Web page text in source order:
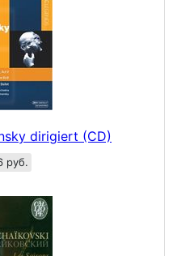
dirigiert (CD)
руб.